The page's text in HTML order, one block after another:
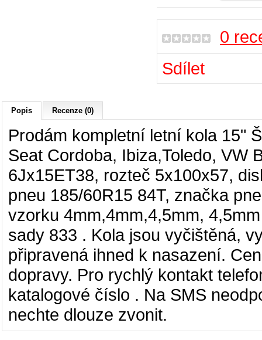
0
Sdílet
Popis Recenze (0)
Prodám kompletní letní kola 15"
Seat Cordoba, Ibiza,Toledo, VW
6Jx15ET38, rozteč 5x100x57,
pneu 185/60R15 84T, značka
vzorku 4mm,4mm,4,5mm,
sady 833 . Kola jsou vyčištěná,
připravená ihned k nasazení.
dopravy. Pro rychlý kontakt
katalogové číslo . Na SMS
nechte dlouze zvonit.